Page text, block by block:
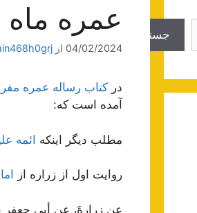
عمره
04/02/2024 از
در کتاب رساله عمره
آمده است که:
مطلب دیگر اینکه ائمه
روایت اول از زراره از
عن زرارةَ، عن أبی جعفرٍ
جستجو